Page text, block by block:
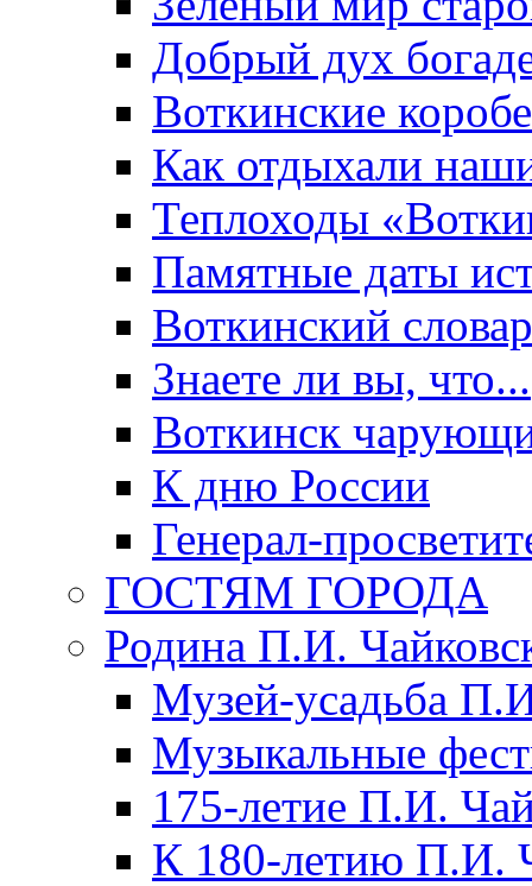
Добрый дух
Воткинские
Как отдыхали
Теплоходы
Памятные даты
Воткинский
Знаете ли вы, что...
Воткинск
К дню России
Генерал-
ГОСТЯМ ГОРОДА
Родина П.И.
Музей-усадьба
Музыкальные
175-летие П.И.
К 180-летию П.И.